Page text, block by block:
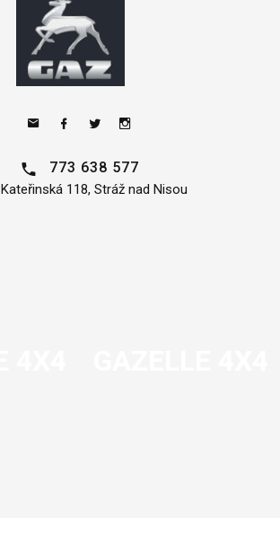
773 638 577
Kateřinská 118, Stráž nad Nisou